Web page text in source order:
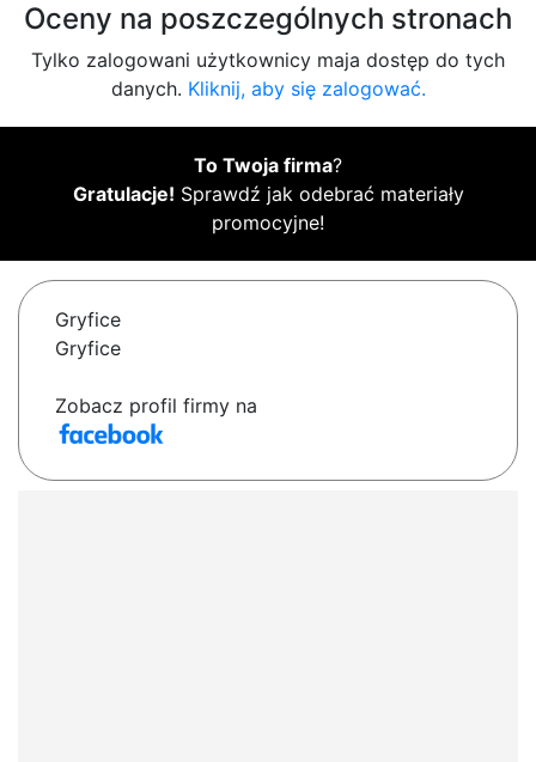
Oceny na poszczególnych stronach
Tylko zalogowani użytkownicy maja dostęp do tych
danych. Kliknij, aby się zalogować.
To Twoja firma?
Gratulacje! Sprawdź jak odebrać materiały
promocyjne!
Gryfice
Gryfice
Zobacz profil firmy na